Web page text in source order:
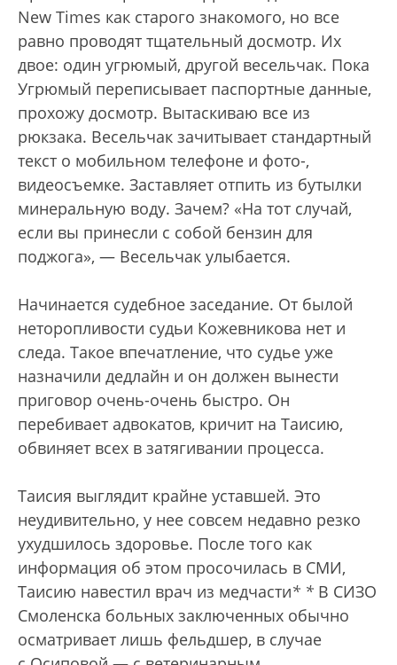
New Times как старого знакомого, но все
равно проводят тщательный досмотр. Их
двое: один угрюмый, другой весельчак. Пока
Угрюмый переписывает паспортные данные,
прохожу досмотр. Вытаскиваю все из
рюкзака. Весельчак зачитывает стандартный
текст о мобильном телефоне и фото-,
видеосъемке. Заставляет отпить из бутылки
минеральную воду. Зачем? «На тот случай,
если вы принесли с собой бензин для
поджога», — Весельчак улыбается.
Начинается судебное заседание. От былой
неторопливости судьи Кожевникова нет и
следа. Такое впечатление, что судье уже
назначили дедлайн и он должен вынести
приговор очень-очень быстро. Он
перебивает адвокатов, кричит на Таисию,
обвиняет всех в затягивании процесса.
Таисия выглядит крайне уставшей. Это
неудивительно, у нее совсем недавно резко
ухудшилось здоровье. После того как
информация об этом просочилась в СМИ,
Таисию навестил врач из медчасти* * В СИЗО
Смоленска больных заключенных обычно
осматривает лишь фельдшер, в случае